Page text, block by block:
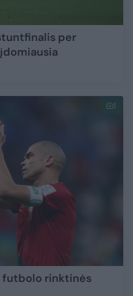
per
1
futbolo rinktinės